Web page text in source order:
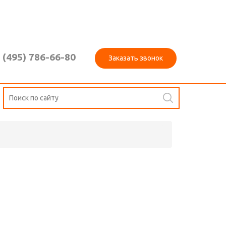
(495) 786-66-80 Заказать звонок